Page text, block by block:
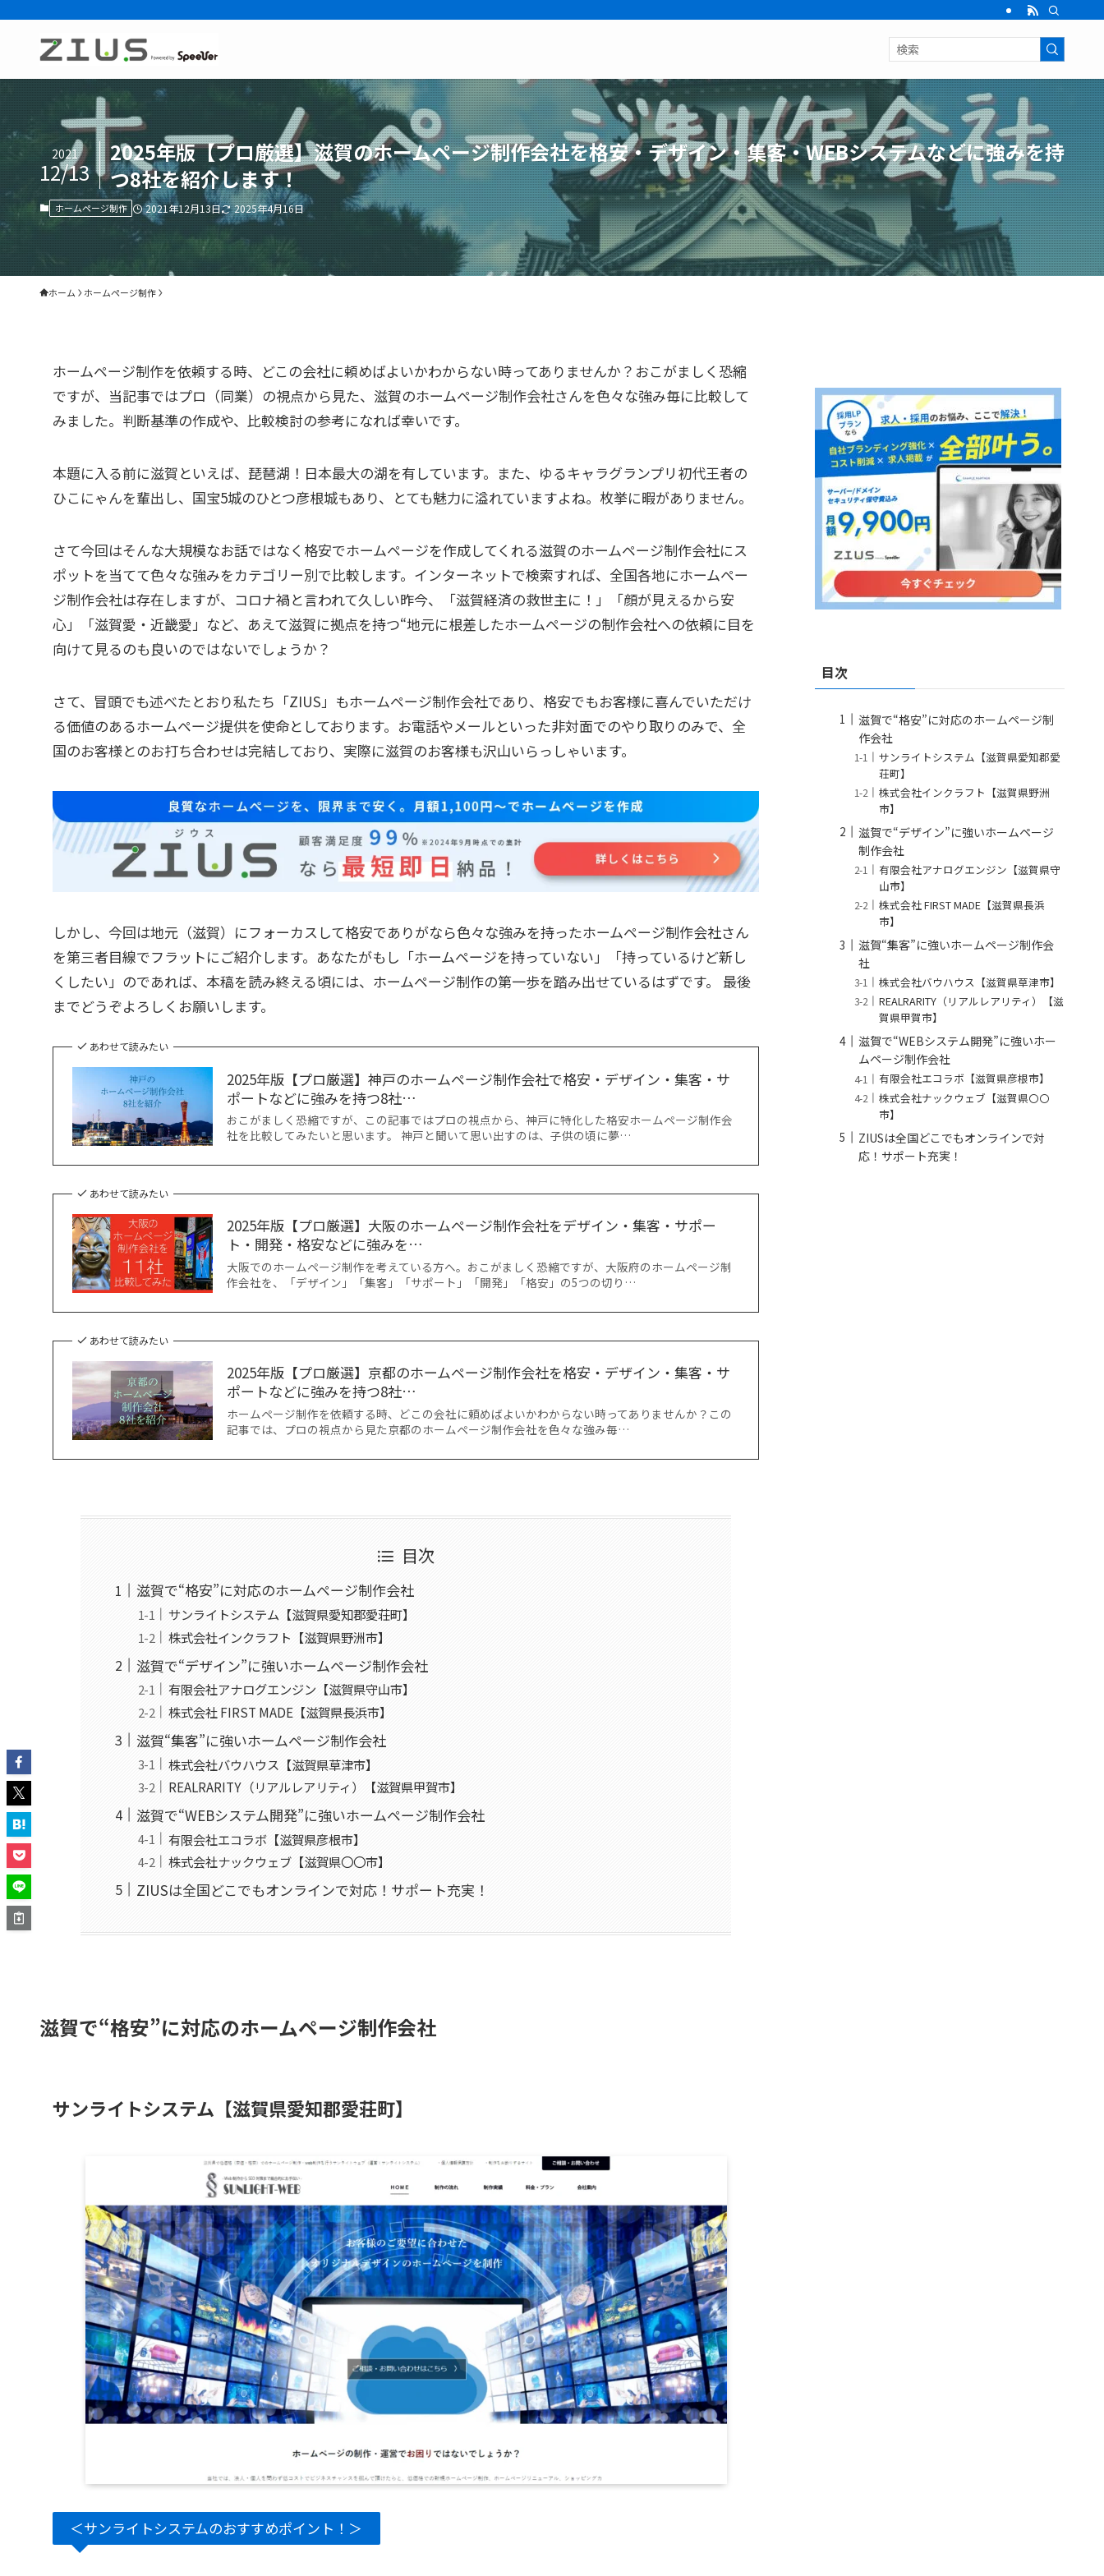
2025年版【プロ厳選】滋賀のホームページ制作会社を格安・デザイン・集客・WEBシステムなどに強みを持
つ8社を紹介します！
2021
12/13
ホームページ制作 2021年12月13日 2025年4月16日
ホーム ホームページ制作
ホームページ制作を依頼する時、どこの会社に頼めばよいかわからない時ってありませんか？おこがましく恐縮
ですが、当記事ではプロ（同業）の視点から見た、滋賀のホームページ制作会社さんを色々な強み毎に比較して
みました。判断基準の作成や、比較検討の参考になれば幸いです。
本題に入る前に滋賀といえば、琵琶湖！日本最大の湖を有しています。また、ゆるキャラグランプリ初代王者の
ひこにゃんを輩出し、国宝5城のひとつ彦根城もあり、とても魅力に溢れていますよね。枚挙に暇がありません。
さて今回はそんな大規模なお話ではなく格安でホームページを作成してくれる滋賀のホームページ制作会社にス
ポットを当てて色々な強みをカテゴリー別で比較します。インターネットで検索すれば、全国各地にホームペー
ジ制作会社は存在しますが、コロナ禍と言われて久しい昨今、「滋賀経済の救世主に！」「顔が見えるから安
心」「滋賀愛・近畿愛」など、あえて滋賀に拠点を持つ“地元に根差したホームページの制作会社への依頼に目を
向けて見るのも良いのではないでしょうか？
さて、冒頭でも述べたとおり私たち「ZIUS」もホームページ制作会社であり、格安でもお客様に喜んでいただけ
る価値のあるホームページ提供を使命としております。お電話やメールといった非対面でのやり取りのみで、全
国のお客様とのお打ち合わせは完結しており、実際に滋賀のお客様も沢山いらっしゃいます。
しかし、今回は地元（滋賀）にフォーカスして格安でありがなら色々な強みを持ったホームページ制作会社さん
を第三者目線でフラットにご紹介します。あなたがもし「ホームページを持っていない」「持っているけど新し
くしたい」のであれば、本稿を読み終える頃には、ホームページ制作の第一歩を踏み出せているはずです。 最後
までどうぞよろしくお願いします。
あわせて読みたい
2025年版【プロ厳選】神戸のホームページ制作会社で格安・デザイン・集客・サ
ポートなどに強みを持つ8社…
おこがましく恐縮ですが、この記事ではプロの視点から、神戸に特化した格安ホームページ制作会
社を比較してみたいと思います。 神戸と聞いて思い出すのは、子供の頃に夢…
あわせて読みたい
2025年版【プロ厳選】大阪のホームページ制作会社をデザイン・集客・サポー
ト・開発・格安などに強みを…
大阪でのホームページ制作を考えている方へ。おこがましく恐縮ですが、大阪府のホームページ制
作会社を、「デザイン」「集客」「サポート」「開発」「格安」の5つの切り…
あわせて読みたい
2025年版【プロ厳選】京都のホームページ制作会社を格安・デザイン・集客・サ
ポートなどに強みを持つ8社…
ホームページ制作を依頼する時、どこの会社に頼めばよいかわからない時ってありませんか？この
記事では、プロの視点から見た京都のホームページ制作会社を色々な強み毎…
目次
滋賀で“格安”に対応のホームページ制作会社
サンライトシステム【滋賀県愛知郡愛荘町】
株式会社インクラフト【滋賀県野洲市】
滋賀で“デザイン”に強いホームページ制作会社
有限会社アナログエンジン【滋賀県守山市】
株式会社 FIRST MADE【滋賀県長浜市】
滋賀“集客”に強いホームページ制作会社
株式会社バウハウス【滋賀県草津市】
REALRARITY（リアルレアリティ）【滋賀県甲賀市】
滋賀で“WEBシステム開発”に強いホームページ制作会社
有限会社エコラボ【滋賀県彦根市】
株式会社ナックウェブ【滋賀県〇〇市】
ZIUSは全国どこでもオンラインで対応！サポート充実！
滋賀で“格安”に対応のホームページ制作会社
サンライトシステム【滋賀県愛知郡愛荘町】
＜サンライトシステムのおすすめポイント！＞
目次
滋賀で“格安”に対応のホームページ制
作会社
サンライトシステム【滋賀県愛知郡愛
荘町】
株式会社インクラフト【滋賀県野洲
市】
滋賀で“デザイン”に強いホームページ
制作会社
有限会社アナログエンジン【滋賀県守
山市】
株式会社 FIRST MADE【滋賀県長浜
市】
滋賀“集客”に強いホームページ制作会
社
株式会社バウハウス【滋賀県草津市】
REALRARITY（リアルレアリティ）【滋
賀県甲賀市】
滋賀で“WEBシステム開発”に強いホー
ムページ制作会社
有限会社エコラボ【滋賀県彦根市】
株式会社ナックウェブ【滋賀県〇〇
市】
ZIUSは全国どこでもオンラインで対
応！サポート充実！